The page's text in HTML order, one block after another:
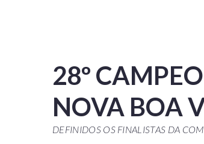
28º
NOVA BOA
DEFINIDOS OS FINALISTAS DA